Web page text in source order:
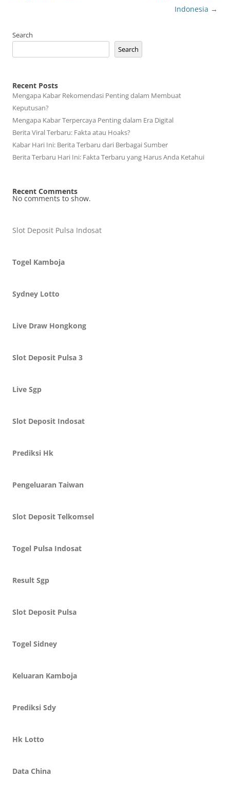
Indonesia →
Search
Search
Recent Posts
Mengapa Kabar Rekomendasi Penting dalam Membuat
Keputusan?
Mengapa Kabar Terpercaya Penting dalam Era Digital
Berita Viral Terbaru: Fakta atau Hoaks?
Kabar Hari Ini: Berita Terbaru dari Berbagai Sumber
Berita Terbaru Hari Ini: Fakta Terbaru yang Harus Anda Ketahui
Recent Comments
No comments to show.
Slot Deposit Pulsa Indosat
Togel Kamboja
Sydney Lotto
Live Draw Hongkong
Slot Deposit Pulsa 3
Live Sgp
Slot Deposit Indosat
Prediksi Hk
Pengeluaran Taiwan
Slot Deposit Telkomsel
Togel Pulsa Indosat
Result Sgp
Slot Deposit Pulsa
Togel Sidney
Keluaran Kamboja
Prediksi Sdy
Hk Lotto
Data China